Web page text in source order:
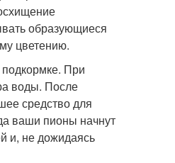
образующиеся
цветению.
При
воды. После
средство для
ваши пионы начнут
и, не дожидаясь